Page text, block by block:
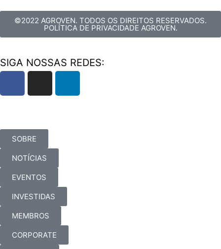
©2022 AGROVEN. TODOS OS DIREITOS RESERVADOS.
POLÍTICA DE PRIVACIDADE AGROVEN.
SIGA NOSSAS REDES:
SOBRE
NOTÍCIAS
EVENTOS
INVESTIDAS
MEMBROS
CORPORATE